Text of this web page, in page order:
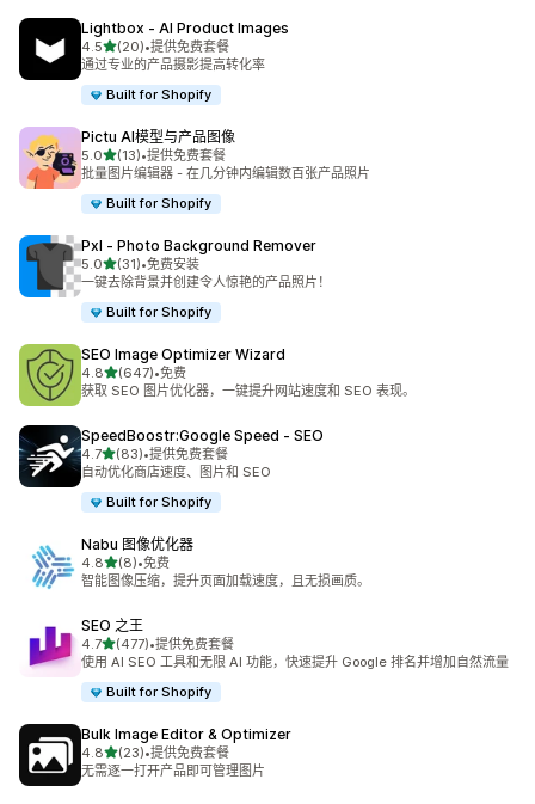
Lightbox ‑ AI Product Images
4.5星（满分 5 星）
(20)
总共 20 条评论
•提供免费套餐
通过专业的产品摄影提高转化率
Built for Shopify
Pictu AI模型与产品图像
5.0星（满分 5 星）
(13)
总共 13 条评论
•提供免费套餐
批量图片编辑器 - 在几分钟内编辑数百张产品照片
Built for Shopify
Pxl ‑ Photo Background Remover
5.0星（满分 5 星）
(31)
总共 31 条评论
•免费安装
一键去除背景并创建令人惊艳的产品照片！
Built for Shopify
SEO Image Optimizer Wizard
4.8星（满分 5 星）
(647)
总共 647 条评论
•免费
获取 SEO 图片优化器，一键提升网站速度和 SEO 表现。
SpeedBoostr:Google Speed ‑ SEO
4.7星（满分 5 星）
(83)
总共 83 条评论
•提供免费套餐
自动优化商店速度、图片和 SEO
Built for Shopify
Nabu 图像优化器
4.8星（满分 5 星）
(8)
总共 8 条评论
•免费
智能图像压缩，提升页面加载速度，且无损画质。
SEO 之王
4.7星（满分 5 星）
(477)
总共 477 条评论
•提供免费套餐
使用 AI SEO 工具和无限 AI 功能，快速提升 Google 排名并增加自然流量
Built for Shopify
Bulk Image Editor & Optimizer
4.8星（满分 5 星）
(23)
总共 23 条评论
•提供免费套餐
无需逐一打开产品即可管理图片